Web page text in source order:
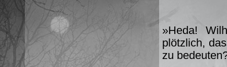
»Heda!
plötzlich,
zu